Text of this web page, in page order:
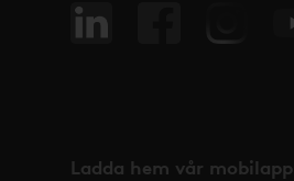
Ladda hem vår mobilapp